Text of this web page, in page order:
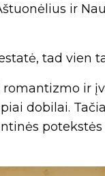
ir
tad vien
ir
dobilai.